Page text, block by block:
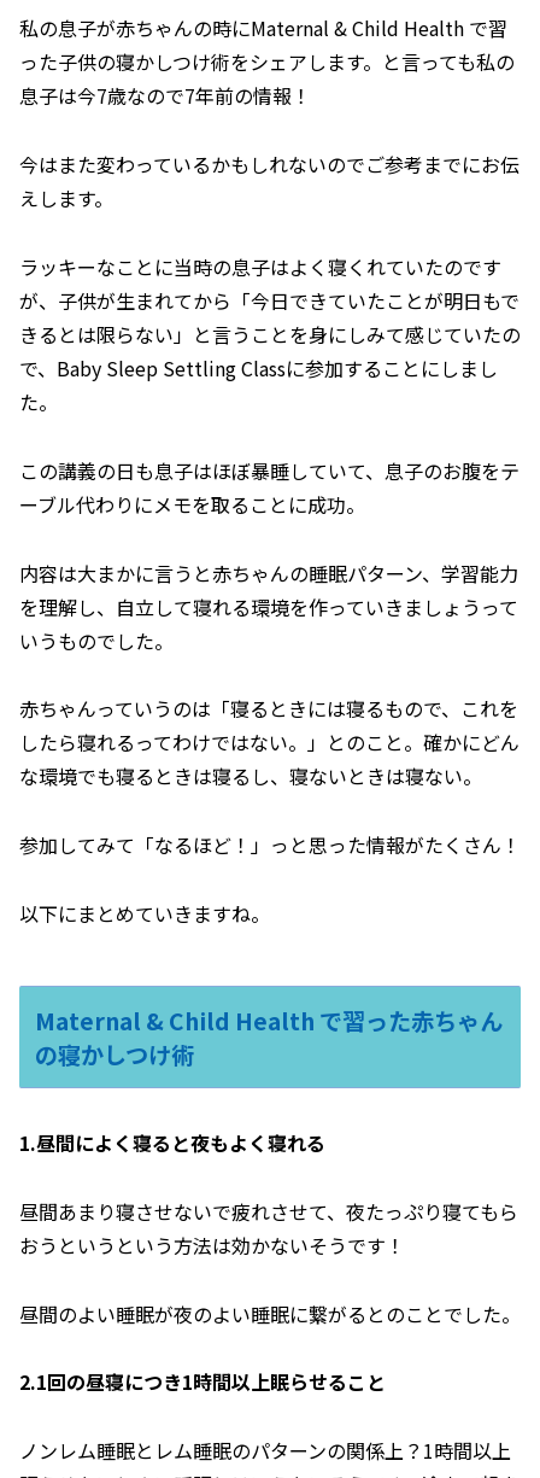
私の息子が赤ちゃんの時にMaternal & Child Health で習
った子供の寝かしつけ術をシェアします。と言っても私の
息子は今7歳なので7年前の情報！
今はまた変わっているかもしれないのでご参考までにお伝
えします。
ラッキーなことに当時の息子はよく寝くれていたのです
が、子供が生まれてから「今日できていたことが明日もで
きるとは限らない」と言うことを身にしみて感じていたの
で、Baby Sleep Settling Classに参加することにしまし
た。
この講義の日も息子はほぼ暴睡していて、息子のお腹をテ
ーブル代わりにメモを取ることに成功。
内容は大まかに言うと赤ちゃんの睡眠パターン、学習能力
を理解し、自立して寝れる環境を作っていきましょうって
いうものでした。
赤ちゃんっていうのは「寝るときには寝るもので、これを
したら寝れるってわけではない。」とのこと。確かにどん
な環境でも寝るときは寝るし、寝ないときは寝ない。
参加してみて「なるほど！」っと思った情報がたくさん！
以下にまとめていきますね。
Maternal & Child Health で習った赤ちゃん
の寝かしつけ術
1.昼間によく寝ると夜もよく寝れる
昼間あまり寝させないで疲れさせて、夜たっぷり寝てもら
おうというという方法は効かないそうです！
昼間のよい睡眠が夜のよい睡眠に繋がるとのことでした。
2.1回の昼寝につき1時間以上眠らせること
ノンレム睡眠とレム睡眠のパターンの関係上？1時間以上